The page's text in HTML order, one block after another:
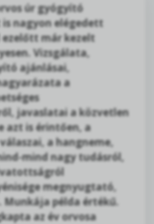
úr gyógyító
nagyon elégedett
ezelőtt már kezelt
Vizsgálata,
ajánlásai,
a
javaslatai a közvetlen
azt is érintően, a
a hangneme,
mind nagy tudásról,
megnyugtató,
példa értékű.
az év orvosa